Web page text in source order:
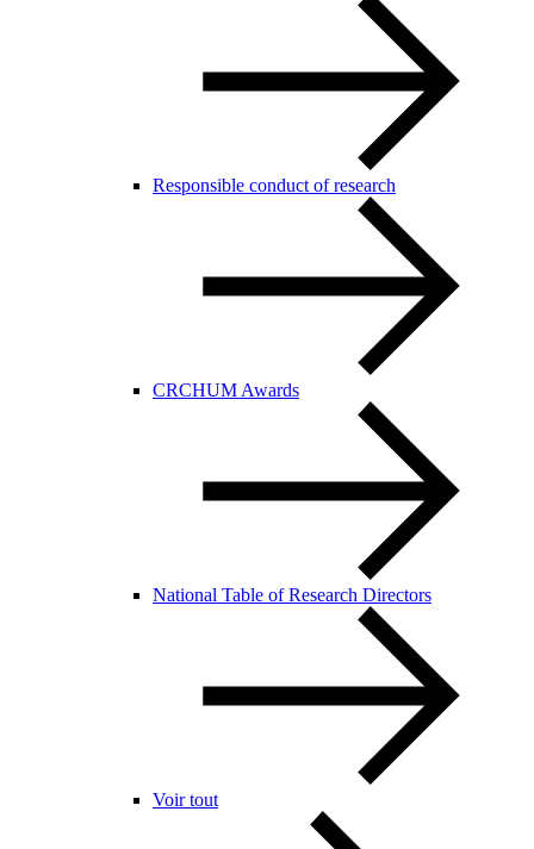
Responsible conduct of research
CRCHUM Awards
National Table of Research Directors
Voir tout